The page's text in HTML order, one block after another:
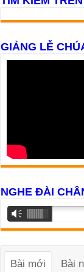
GIẢNG LỄ
NGHE ĐÀI
Trình
phát
âm
Vm
Bài mới Bài